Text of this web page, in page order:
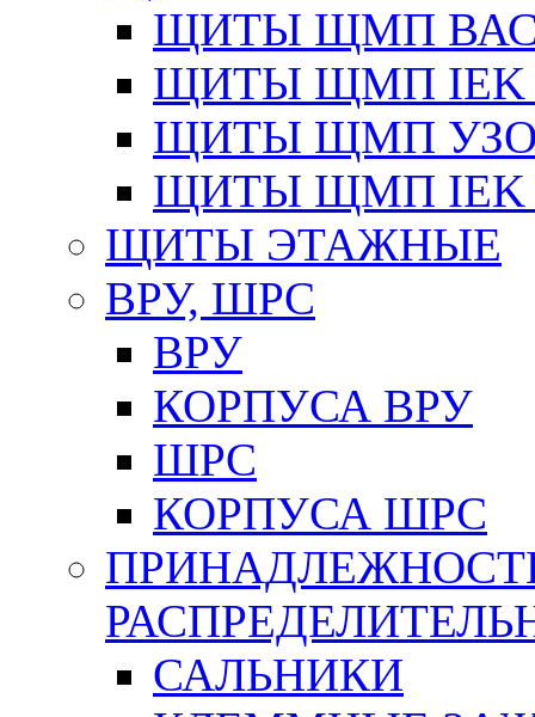
ЩИТЫ ЩМП ВАС
ЩИТЫ ЩМП IEK
ЩИТЫ ЩМП
ЩИТЫ ЩМП IEK
ЩИТЫ ЭТАЖНЫЕ
ВРУ, ШРС
ВРУ
КОРПУСА ВРУ
ШРС
КОРПУСА ШРС
САЛЬНИКИ